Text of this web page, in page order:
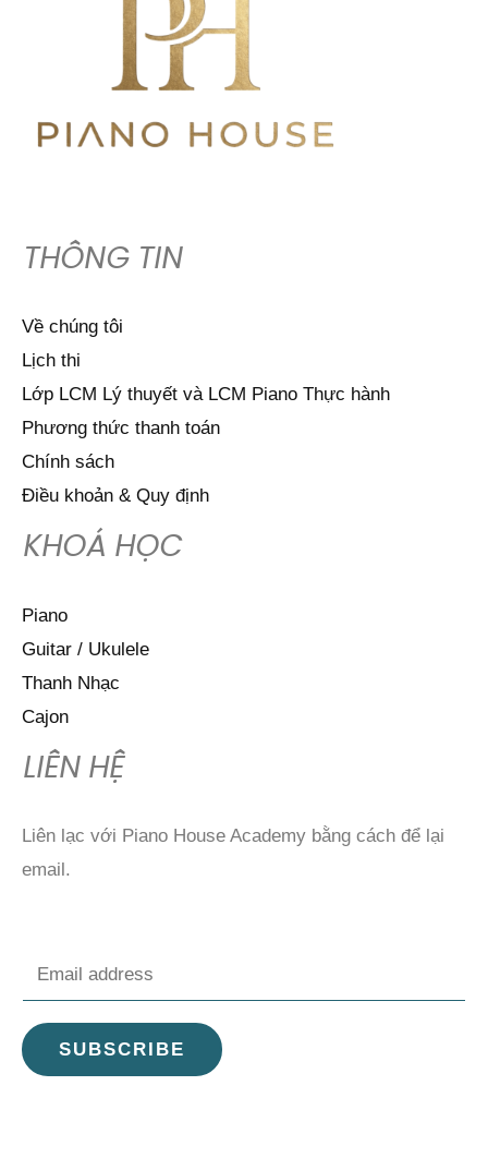
THÔNG TIN
Về chúng tôi
Lịch thi
Lớp LCM Lý thuyết và LCM Piano Thực hành
Phương thức thanh toán
Chính sách
Điều khoản & Quy định
KHOÁ HỌC
Piano
Guitar / Ukulele
Thanh Nhạc
Cajon
LIÊN HỆ
Liên lạc với Piano House Academy bằng cách để lại
email.
m
a
i
SUBSCRIBE